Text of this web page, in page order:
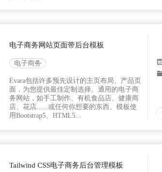
电子商务网站页面带后台模板
电子商务
Evara包括许多预先设计的主页布局、产品页
面，为您提供最佳定制选择。通用的电子商
务网站，如手工制作、有机食品店、健康商
店、花店......或任何你想要的东西。模板使
用Bootstrap5、HTML5...
Tailwind CSS电子商务后台管理模板